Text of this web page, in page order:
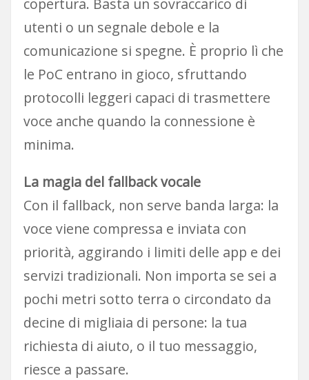
utenti o un segnale debole e la
comunicazione si spegne. È proprio lì che
le PoC entrano in gioco, sfruttando
protocolli leggeri capaci di trasmettere
voce anche quando la connessione è
minima.
La magia del fallback vocale
Con il fallback, non serve banda larga: la
voce viene compressa e inviata con
priorità, aggirando i limiti delle app e dei
servizi tradizionali. Non importa se sei a
pochi metri sotto terra o circondato da
decine di migliaia di persone: la tua
richiesta di aiuto, o il tuo messaggio,
riesce a passare.